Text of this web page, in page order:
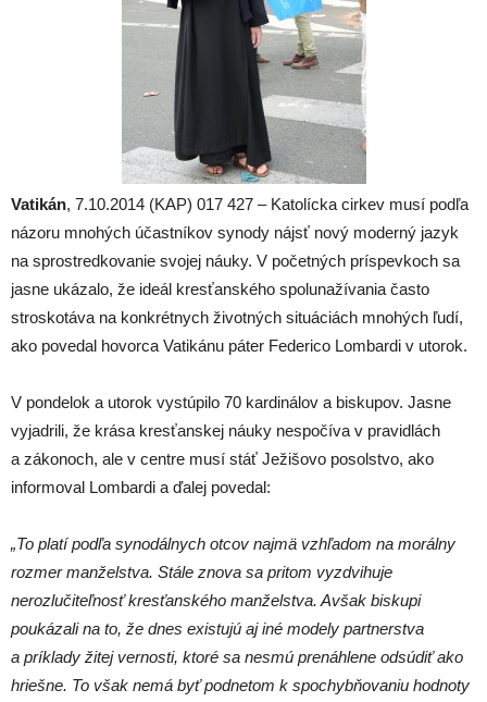
Vatikán, 7.10.2014 (KAP) 017 427 – Katolícka cirkev musí podľa
názoru mnohých účastníkov synody nájsť nový moderný jazyk
na sprostredkovanie svojej náuky. V početných príspevkoch sa
jasne ukázalo, že ideál kresťanského spolunažívania často
stroskotáva na konkrétnych životných situáciách mnohých ľudí,
ako povedal hovorca Vatikánu páter Federico Lombardi v utorok.
V pondelok a utorok vystúpilo 70 kardinálov a biskupov. Jasne
vyjadrili, že krása kresťanskej náuky nespočíva v pravidlách
a zákonoch, ale v centre musí stáť Ježišovo posolstvo, ako
informoval Lombardi a ďalej povedal:
„To platí podľa synodálnych otcov najmä vzhľadom na morálny
rozmer manželstva. Stále znova sa pritom vyzdvihuje
nerozlučiteľnosť kresťanského manželstva. Avšak biskupi
poukázali na to, že dnes existujú aj iné modely partnerstva
a príklady žitej vernosti, ktoré sa nesmú prenáhlene odsúdiť ako
hriešne. To však nemá byť podnetom k spochybňovaniu hodnoty